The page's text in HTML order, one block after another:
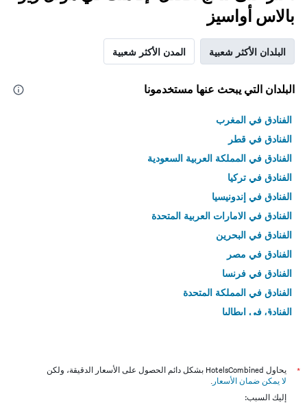
بالاس أواسيز
البلدان الأكثر شعبية المدن الأكثر شعبية
البلدان التي يبحث عنها مستخدمونا
الفنادق في المغرب
الفنادق في قطر
الفنادق في المملكة العربية السعودية
الفنادق في تركيا
الفنادق في إندونيسيا
الفنادق في الامارات العربية المتحدة
الفنادق في البحرين
الفنادق في مصر
الفنادق في فرنسا
الفنادق في المملكة المتحدة
الفنادق في إيطاليا
*
يحاول HotelsCombined بشكل دائم الحصول على الأسعار الدقيقة، ولكن
لا يمكن ضمان الأسعار .
إليك السبب: